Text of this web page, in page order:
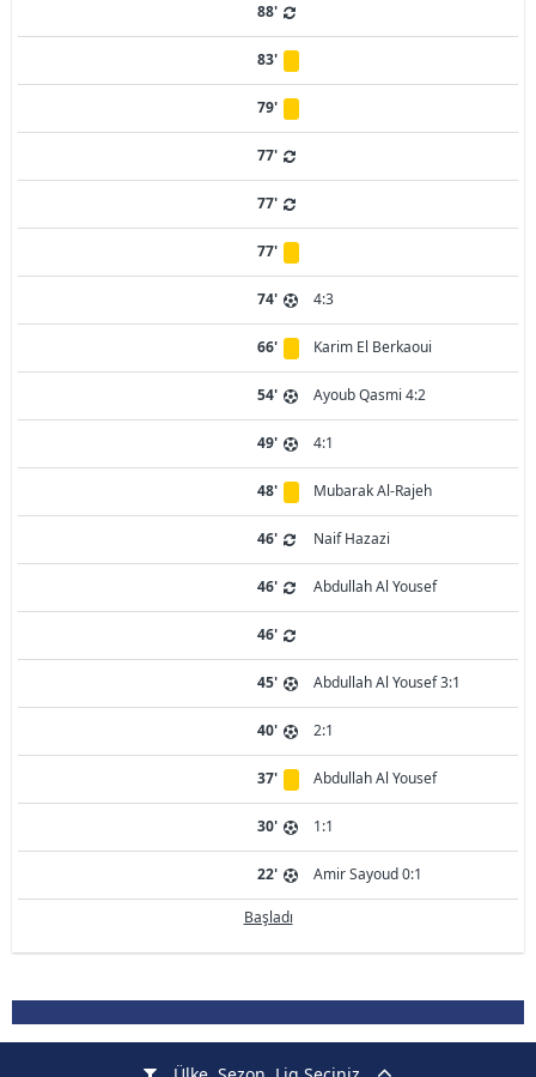
88'
83'
79'
77'
77'
77'
74' 4:3
66' Karim El Berkaoui
54' Ayoub Qasmi 4:2
49' 4:1
48' Mubarak Al-Rajeh
46' Naif Hazazi
46' Abdullah Al Yousef
46'
45' Abdullah Al Yousef 3:1
40' 2:1
37' Abdullah Al Yousef
30' 1:1
22' Amir Sayoud 0:1
Başladı